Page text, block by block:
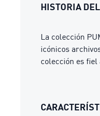
HISTORIA
La colección
icónicos
colección es fiel